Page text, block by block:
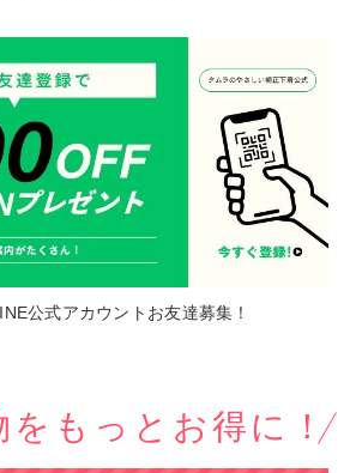
公式アカウントお友達募集！
をもっとお得に！